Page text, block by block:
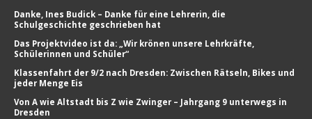
Danke, Ines Budick – Danke für eine Lehrerin, die
Schulgeschichte geschrieben hat
Das Projektvideo ist da: „Wir krönen unsere Lehrkräfte,
Schülerinnen und Schüler“
Klassenfahrt der 9/2 nach Dresden: Zwischen Rätseln, Bikes und
jeder Menge Eis
Von A wie Altstadt bis Z wie Zwinger – Jahrgang 9 unterwegs in
Dresden